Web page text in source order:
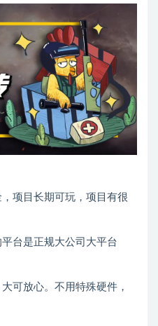
项目长期可玩，项目有很
台是正规大公司大平台
可放心。不用特殊硬件，